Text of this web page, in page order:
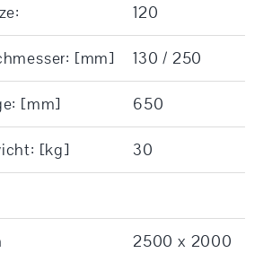
120
[mm] 130 / 250
[mm] 650
[kg] 30
2500 x 2000